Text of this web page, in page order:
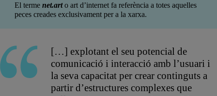
El terme net.arto art d’internet fa referència a totes aquelles
peces creades exclusivament per a la xarxa.
[…] explotant el seu potencial de
comunicació i interacció amb l’usuari i
la seva capacitat per crear continguts a
partir d’estructures complexes que